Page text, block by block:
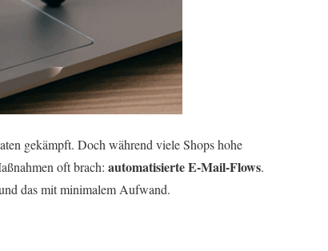
gekämpft. Doch während viele Shops hohe
oft brach: automatisierte E-Mail-Flows.
das mit minimalem Aufwand.